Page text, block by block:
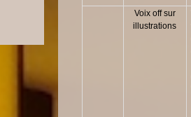
Voix off sur
illustrations